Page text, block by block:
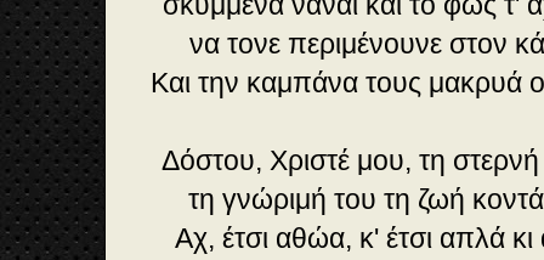
να τονε περιμένουνε στον
Και την καμπάνα τους μακρυά
Δόστου, Χριστέ μου, τη
τη γνώριμή του τη ζωή
Αχ, έτσι αθώα, κ' έτσι απλά κι